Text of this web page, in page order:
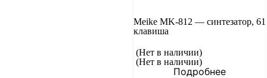
Meike MK-812 — синтезатор, 61
клавиша
(Нет в наличии)
(Нет в наличии)
Подробнее